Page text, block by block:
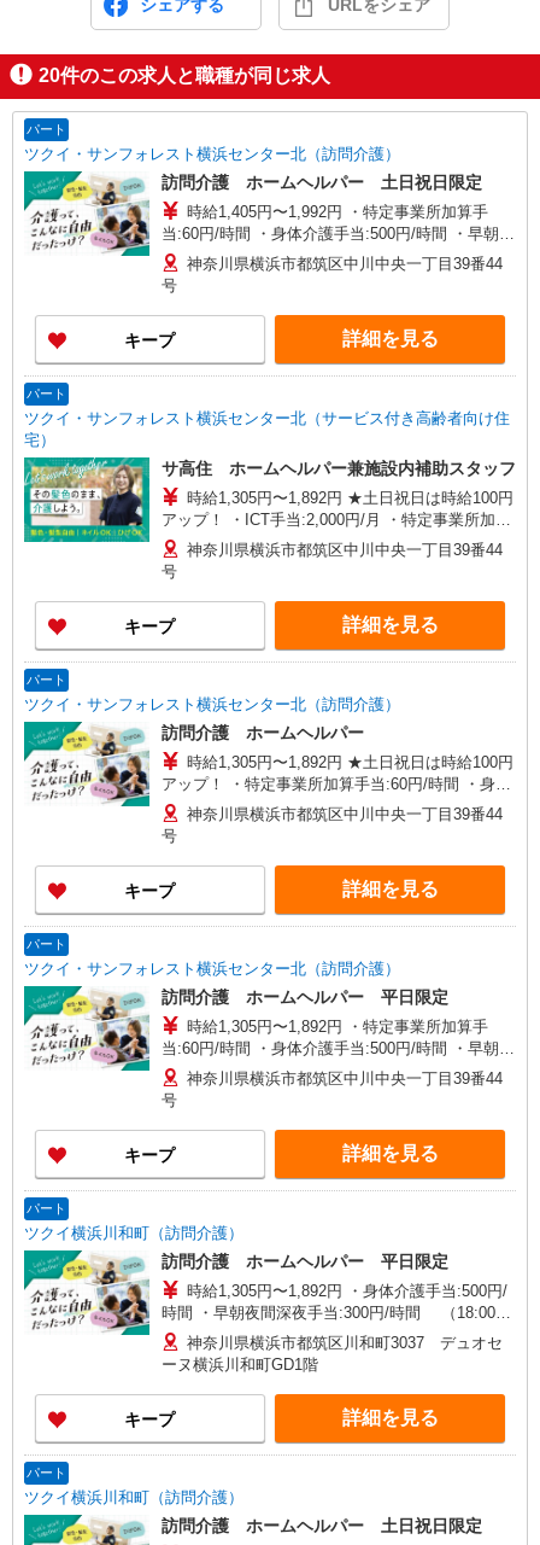
シェアする URLをシェア
20件のこの求人と職種が同じ求人
パート
ツクイ・サンフォレスト横浜センター北（訪問介護）
訪問介護 ホームヘルパー 土日祝日限定
時給1,405円〜1,992円 ・特定事業所加算手
当:60円/時間 ・身体介護手当:500円/時間 ・早朝夜
間深夜手当:300円/時間 （18:00〜翌07:59の時間
帯） ・ICT手当:2,000円/月 ・深夜割増は別途支給
・ケア→ケアの移動時間も賃金（時給）を支給 ・
土日祝日手当:100円/時間含む ※給与幅は資格・経
験等による
神奈川県横浜市都筑区中川中央一丁目39番44
号
キープ 詳細を見る
パート
ツクイ・サンフォレスト横浜センター北（サービス付き高齢者向け住
宅）
サ高住 ホームヘルパー兼施設内補助スタッフ
時給1,305円〜1,892円 ★土日祝日は時給100円
アップ！ ・ICT手当:2,000円/月 ・特定事業所加算
手当:60円/時間 ※給与幅は資格・経験等による
神奈川県横浜市都筑区中川中央一丁目39番44
号
キープ 詳細を見る
パート
ツクイ・サンフォレスト横浜センター北（訪問介護）
訪問介護 ホームヘルパー
時給1,305円〜1,892円 ★土日祝日は時給100円
アップ！ ・特定事業所加算手当:60円/時間 ・身体
介護手当:500円/時間 ・早朝夜間深夜手当:300円/
時間 （18:00〜翌07:59の時間帯） ・ICT手
当:2,000円/月 ・深夜割増は別途支給 ・ケア→ケ
アの移動時間も賃金（時給）を支給 ※給与幅は資
格・経験等による
神奈川県横浜市都筑区中川中央一丁目39番44
号
キープ 詳細を見る
パート
ツクイ・サンフォレスト横浜センター北（訪問介護）
訪問介護 ホームヘルパー 平日限定
時給1,305円〜1,892円 ・特定事業所加算手
当:60円/時間 ・身体介護手当:500円/時間 ・早朝夜
間深夜手当:300円/時間 （18:00〜翌07:59の時間
帯） ・ICT手当:2,000円/月 ・深夜割増は別途支給
・ケア→ケアの移動時間も賃金（時給）を支給 ※
給与幅は資格・経験等による
神奈川県横浜市都筑区中川中央一丁目39番44
号
キープ 詳細を見る
パート
ツクイ横浜川和町（訪問介護）
訪問介護 ホームヘルパー 平日限定
時給1,305円〜1,892円 ・身体介護手当:500円/
時間 ・早朝夜間深夜手当:300円/時間 （18:00〜
翌07:59の時間帯） ・ICT手当:2,000円/月 ・深夜
割増は別途支給 ・ケア→ケアの移動時間も賃金
（時給）を支給 ※給与幅は資格・経験等による
神奈川県横浜市都筑区川和町3037 デュオセ
ーヌ横浜川和町GD1階
キープ 詳細を見る
パート
ツクイ横浜川和町（訪問介護）
訪問介護 ホームヘルパー 土日祝日限定